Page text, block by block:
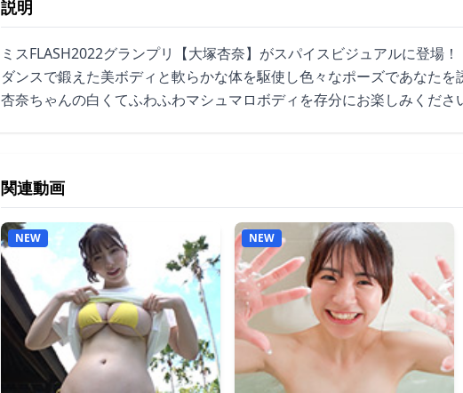
説明
ミスFLASH2022グランプリ【大塚杏奈】がスパイスビジュアルに登場！
ダンスで鍛えた美ボディと軟らかな体を駆使し色々なポーズであなたを
杏奈ちゃんの白くてふわふわマシュマロボディを存分にお楽しみくださ
関連動画
NEW NEW